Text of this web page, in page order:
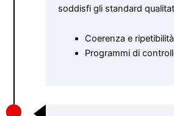
soddisfi gli standard
Coerenza e ripetibilità
Programmi di